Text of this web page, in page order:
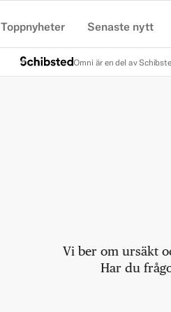
Toppnyheter Senaste nytt
Omni är en del av
Vi ber om ursäkt
Har du